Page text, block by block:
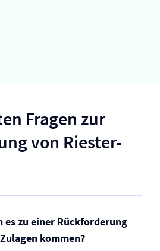
Fragen zur
von Riester-
es zu einer Rückforderung
kommen?